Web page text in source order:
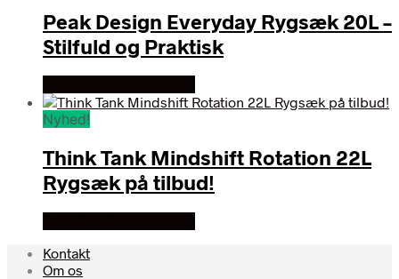
Peak Design Everyday Rygsæk 20L –
Stilfuld og Praktisk
Nyhed!
Think Tank Mindshift Rotation 22L
Rygsæk på tilbud!
Kontakt
Om os